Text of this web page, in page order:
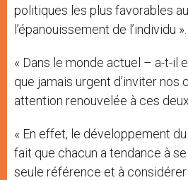
politiques les plus favorables
l’épanouissement de l’individu ».
« Dans le monde actuel – a-t-il
que jamais urgent d’inviter nos
attention renouvelée à ces
« En effet, le développement
fait que chacun a tendance à
seule référence et à considérer